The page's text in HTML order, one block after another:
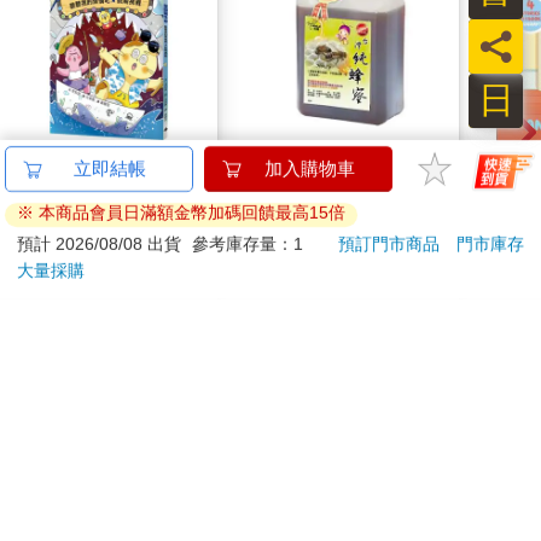
【電子書】星喵醫生
4─ 聽聽我的煩惱吧-假
期挑戰
特價 231 元
電子書
【客錸】優選台灣純蜂
蜜1800g x1
65 折 特價 780
立即結帳 加入購物車
※ 本商品會員日滿額金幣加碼回饋最高15倍
預計 2026/08/08 出貨 參考庫存量：1 預訂門市商品
門市庫存
大量採購
日
員